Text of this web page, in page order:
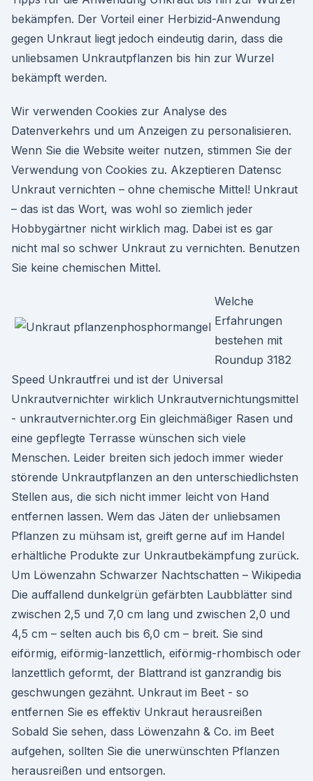
bekämpfen. Der Vorteil einer Herbizid-Anwendung
gegen Unkraut liegt jedoch eindeutig darin, dass die
unliebsamen Unkrautpflanzen bis hin zur Wurzel
bekämpft werden.
Wir verwenden Cookies zur Analyse des
Datenverkehrs und um Anzeigen zu personalisieren.
Wenn Sie die Website weiter nutzen, stimmen Sie der
Verwendung von Cookies zu. Akzeptieren Datensc
Unkraut vernichten – ohne chemische Mittel! Unkraut
– das ist das Wort, was wohl so ziemlich jeder
Hobbygärtner nicht wirklich mag. Dabei ist es gar
nicht mal so schwer Unkraut zu vernichten. Benutzen
Sie keine chemischen Mittel.
Welche
Erfahrungen
bestehen mit
Roundup 3182
Speed Unkrautfrei und ist der Universal
Unkrautvernichter wirklich Unkrautvernichtungsmittel
- unkrautvernichter.org Ein gleichmäßiger Rasen und
eine gepflegte Terrasse wünschen sich viele
Menschen. Leider breiten sich jedoch immer wieder
störende Unkrautpflanzen an den unterschiedlichsten
Stellen aus, die sich nicht immer leicht von Hand
entfernen lassen. Wem das Jäten der unliebsamen
Pflanzen zu mühsam ist, greift gerne auf im Handel
erhältliche Produkte zur Unkrautbekämpfung zurück.
Um Löwenzahn Schwarzer Nachtschatten – Wikipedia
Die auffallend dunkelgrün gefärbten Laubblätter sind
zwischen 2,5 und 7,0 cm lang und zwischen 2,0 und
4,5 cm – selten auch bis 6,0 cm – breit. Sie sind
eiförmig, eiförmig-lanzettlich, eiförmig-rhombisch oder
lanzettlich geformt, der Blattrand ist ganzrandig bis
geschwungen gezähnt. Unkraut im Beet - so
entfernen Sie es effektiv Unkraut herausreißen
Sobald Sie sehen, dass Löwenzahn & Co. im Beet
aufgehen, sollten Sie die unerwünschten Pflanzen
herausreißen und entsorgen.